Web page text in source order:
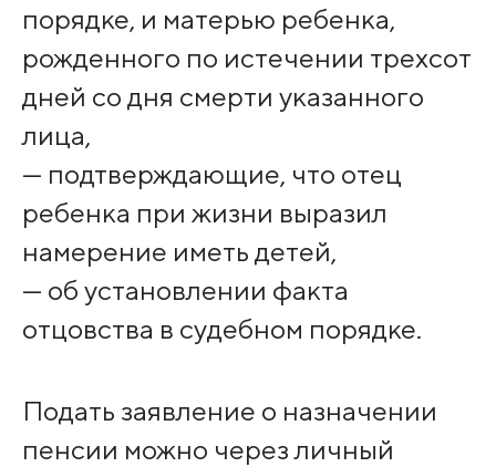
порядке, и матерью ребенка,
рожденного по истечении трехсот
дней со дня смерти указанного
лица,
— подтверждающие, что отец
ребенка при жизни выразил
намерение иметь детей,
— об установлении факта
отцовства в судебном порядке.
Подать заявление о назначении
пенсии можно через личный